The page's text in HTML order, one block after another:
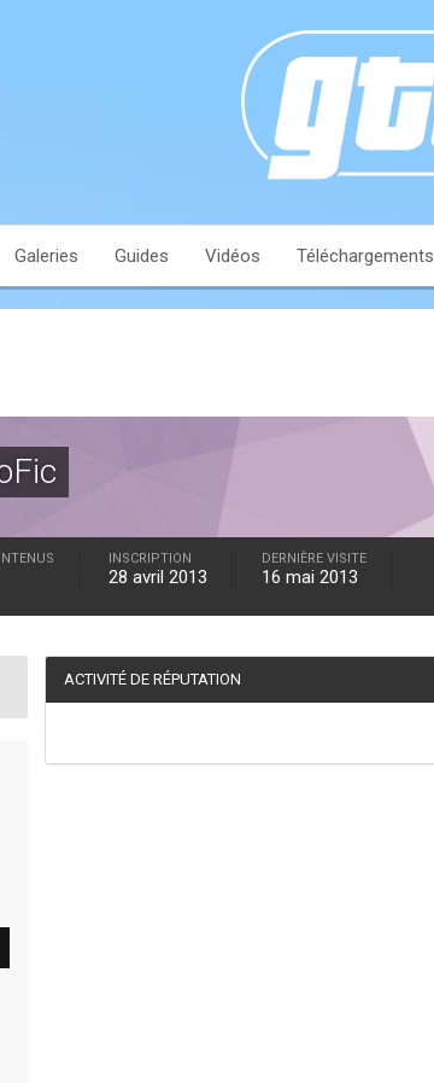
Galeries Guides Vidéos Téléchargements
INSCRIPTION
28 avril 2013
DERNIÈRE VISITE
16 mai 2013
ACTIVITÉ DE RÉPUTATION